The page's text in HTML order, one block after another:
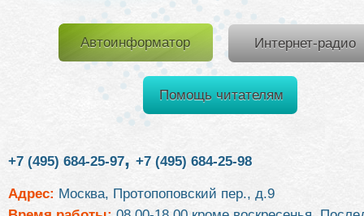
Автоинформатор Интернет-радио
Помощь читателям
+7 (495) 684-25-97, +7 (495) 684-25-98
Адрес: Москва, Протопоповский пер., д.9